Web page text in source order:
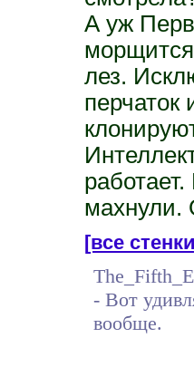
А уж
лез.
перчаток
махнули.
[все
- Вот
вообще.